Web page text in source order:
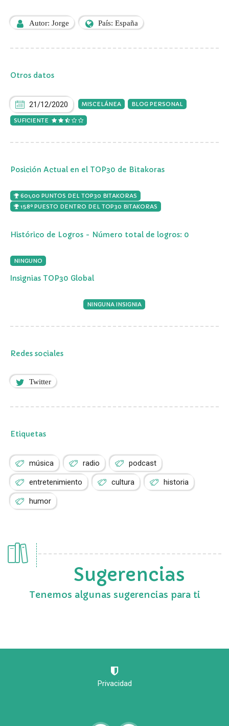
Autor: Jorge País: España
Otros datos
21/12/2020 MISCELÁNEA BLOG PERSONAL
SUFICIENTE
Posición Actual en el TOP30 de Bitakoras
601,00 PUNTOS DEL TOP30 BITAKORAS
158º PUESTO DENTRO DEL TOP30 BITAKORAS
Histórico de Logros - Número total de logros: 0
NINGUNO
Insignias TOP30 Global
NINGUNA INSIGNIA
Redes sociales
Twitter
Etiquetas
música radio podcast
entretenimiento cultura historia
humor
Sugerencias
Tenemos algunas sugerencias para ti
Privacidad